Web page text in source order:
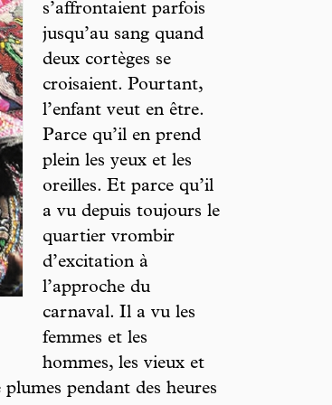
s’affrontaient parfois
jusqu’au sang quand
deux cortèges se
croisaient. Pourtant,
l’enfant veut en être.
Parce qu’il en prend
plein les yeux et les
oreilles. Et parce qu’il
a vu depuis toujours le
quartier vrombir
d’excitation à
l’approche du
carnaval. Il a vu les
femmes et les
hommes, les vieux et
pendant des heures